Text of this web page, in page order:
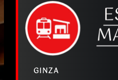
GINZA